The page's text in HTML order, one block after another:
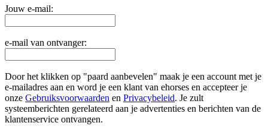
Jouw e-mail:
e-mail van ontvanger:
Door het klikken op "paard aanbevelen" maak je een account met je
e-mailadres aan en word je een klant van ehorses en accepteer je
onze Gebruiksvoorwaarden en Privacybeleid. Je zult
systeemberichten gerelateerd aan je advertenties en berichten van de
klantenservice ontvangen.